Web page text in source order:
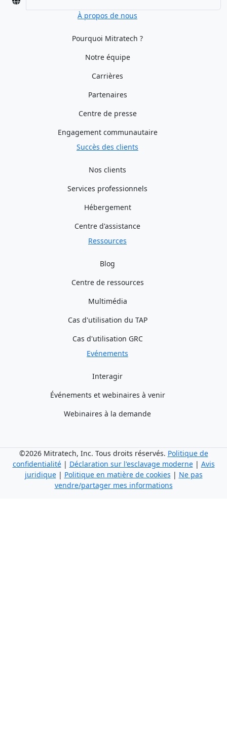
À propos de nous
Pourquoi Mitratech ?
Notre équipe
Carrières
Partenaires
Centre de presse
Engagement communautaire
Succès des clients
Nos clients
Services professionnels
Hébergement
Centre d'assistance
Ressources
Blog
Centre de ressources
Multimédia
Cas d'utilisation du TAP
Cas d'utilisation GRC
Evénements
Interagir
Événements et webinaires à venir
Webinaires à la demande
©2026 Mitratech, Inc. Tous droits réservés. Politique de
confidentialité| Déclaration sur l'esclavage moderne| Avis
juridique| Politique en matière de cookies | Ne pas
vendre/partager mes informations